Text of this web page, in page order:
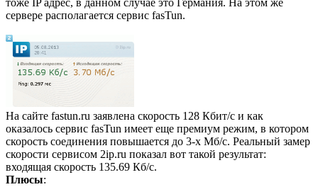
тоже IP адрес, в данном случае это Германия. На этом же
сервере располагается сервис fasTun.
На сайте fastun.ru заявлена скорость 128 Кбит/с и как
оказалось сервис fasTun имеет еще премиум режим, в котором
скорость соединения повышается до 3-х Мб/с. Реальный замер
скорости сервисом 2ip.ru показал вот такой результат:
входящая скорость 135.69 Кб/с.
Плюсы: